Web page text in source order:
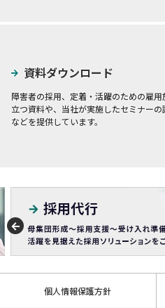
資料ダウンロード
障害者の採用、定着・活躍のための雇用
立つ資料や、当社が実施したセミナーの
などを提供しています。
個人情報保護方針